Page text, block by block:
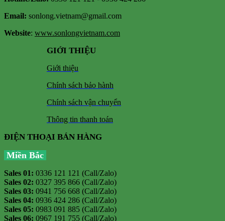
Email: sonlong.vietnam@gmail.com
Website: www.sonlongvietnam.com
GIỚI THIỆU
Giới thiệu
Chính sách bảo hành
Chính sách vận chuyển
Thông tin thanh toán
ĐIỆN THOẠI BÁN HÀNG
Miền Bắc
Sales 01: 0336 121 121 (Call/Zalo)
Sales 02: 0327 395 866 (Call/Zalo)
Sales 03: 0941 756 668 (Call/Zalo)
Sales 04: 0936 424 286 (Call/Zalo)
Sales 05: 0983 091 885 (Call/Zalo)
Sales 06: 0967 191 755 (Call/Zalo)